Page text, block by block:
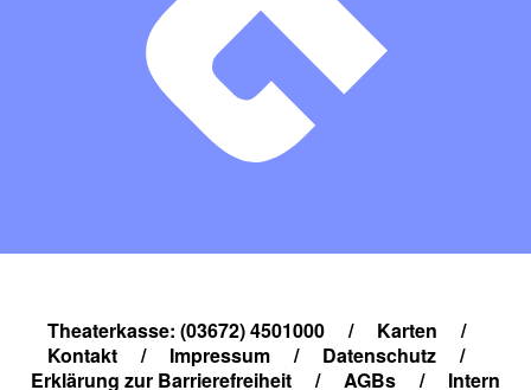
Theaterkasse: (03672) 4501000 / Karten
/
Kontakt
/ Impressum / Datenschutz
/
Erklärung zur Barrierefreiheit
/ AGBs / Intern